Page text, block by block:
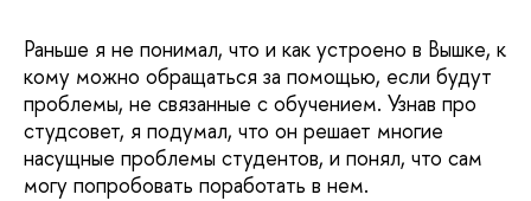
Раньше я не понимал, что и как устроено в Вышке, к
кому можно обращаться за помощью, если будут
проблемы, не связанные с обучением. Узнав про
студсовет, я подумал, что он решает многие
насущные проблемы студентов, и понял, что сам
могу попробовать поработать в нем.